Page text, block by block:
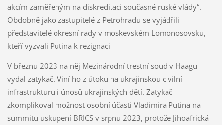
akcím zaměřeným na diskreditaci současné ruské vlády“.
Obdobně jako zastupitelé z Petrohradu se vyjádřili
představitelé okresní rady v moskevském Lomonosovsku,
kteří vyzvali Putina k rezignaci.
V březnu 2023 na něj Mezinárodní trestní soud v Haagu
vydal zatykač. Viní ho z útoku na ukrajinskou civilní
infrastrukturu i únosů ukrajinských dětí. Zatykač
zkomplikoval možnost osobní účasti Vladimira Putina na
summitu uskupení BRICS v srpnu 2023, protože Jihoafrická